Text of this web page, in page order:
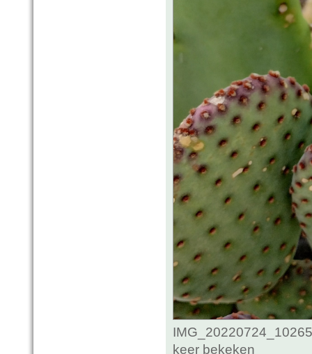
keer bekeken